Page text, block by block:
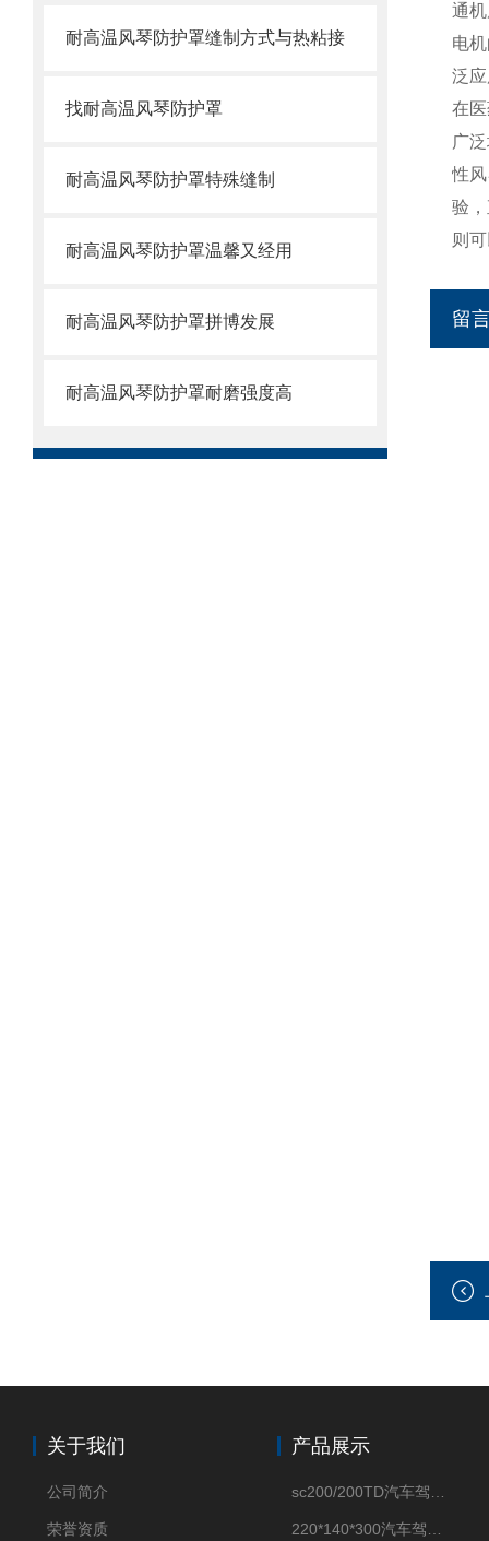
耐高温风琴防护罩缝制方式与热粘接
找耐高温风琴防护罩
耐高温风琴防护罩特殊缝制
耐高温风琴防护罩温馨又经用
耐高温风琴防护罩拼博发展
耐高温风琴防护罩耐磨强度高
通
电
泛
在
广
性
验
则
留
关于我们
公司简介
荣誉资质
产品展示